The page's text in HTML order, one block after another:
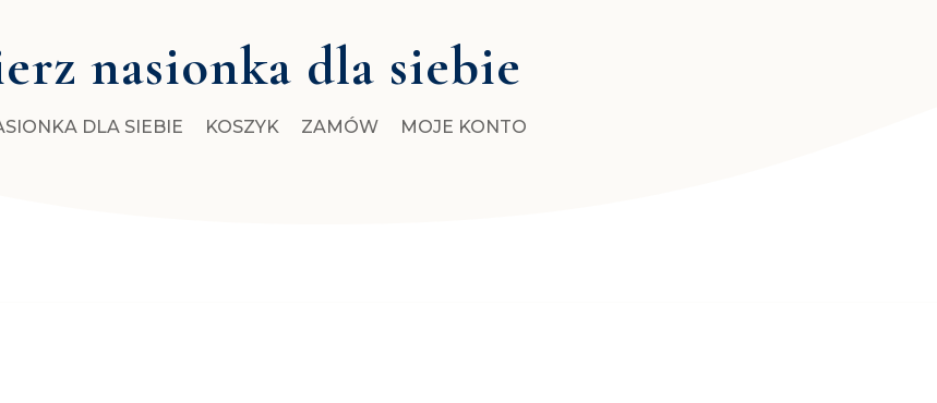
nasionka dla siebie
DLA SIEBIE KOSZYK ZAMÓW MOJE KONTO